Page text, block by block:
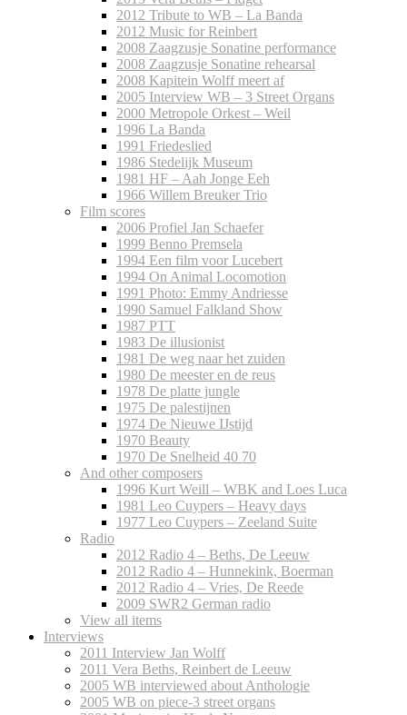
2012 Tribute to WB – La Banda
2012 Music for Reinbert
2008 Zaagzusje Sonatine performance
2008 Zaagzusje Sonatine rehearsal
2008 Kapitein Wolff meert af
2005 Interview WB – 3 Street Organs
2000 Metropole Orkest – Weil
1996 La Banda
1991 Friedeslied
1986 Stedelijk Museum
1981 HF – Aah Jonge Eeh
1966 Willem Breuker Trio
Film scores
2006 Profiel Jan Schaefer
1999 Benno Premsela
1994 Een film voor Lucebert
1994 On Animal Locomotion
1991 Photo: Emmy Andriesse
1990 Samuel Falkland Show
1987 PTT
1983 De illusionist
1981 De weg naar het zuiden
1980 De meester en de reus
1978 De platte jungle
1975 De palestijnen
1974 De Nieuwe IJstijd
1970 Beauty
1970 De Snelheid 40 70
And other composers
1996 Kurt Weill – WBK and Loes Luca
1981 Leo Cuypers – Heavy days
1977 Leo Cuypers – Zeeland Suite
Radio
2012 Radio 4 – Beths, De Leeuw
2012 Radio 4 – Hunnekink, Boerman
2012 Radio 4 – Vries, De Reede
2009 SWR2 German radio
View all items
Interviews
2011 Interview Jan Wolff
2011 Vera Beths, Reinbert de Leeuw
2005 WB interviewed about Anthologie
2005 WB on piece-3 street organs